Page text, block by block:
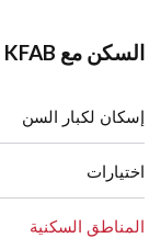
السكن مع KFAB
إسكان لكبار السن
اختيارات
المناطق السكنية